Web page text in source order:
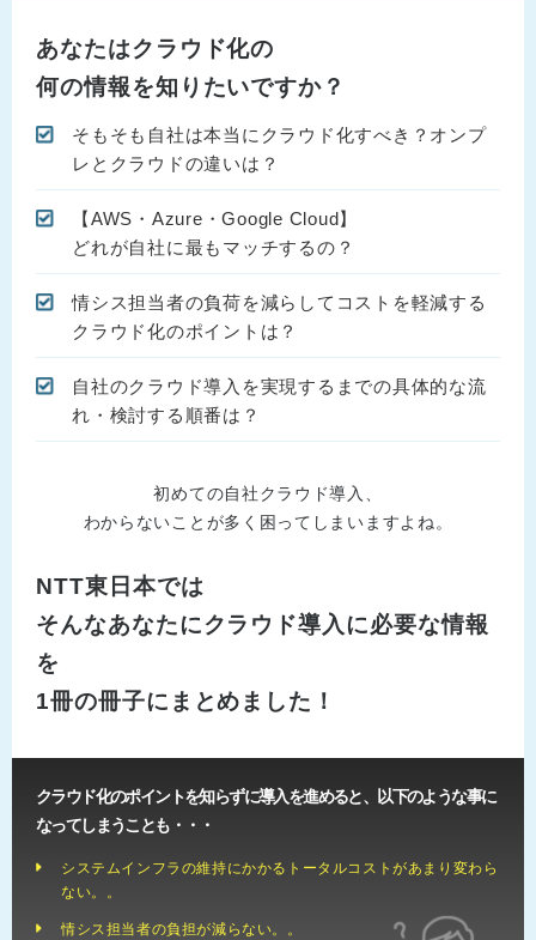
あなたはクラウド化の
何の情報を知りたいですか？
そもそも自社は本当にクラウド化すべき？オンプ
レとクラウドの違いは？
【AWS・Azure・Google Cloud】
どれが自社に最もマッチするの？
情シス担当者の負荷を減らしてコストを軽減する
クラウド化のポイントは？
自社のクラウド導入を実現するまでの具体的な流
れ・検討する順番は？
初めての自社クラウド導入、
わからないことが多く困ってしまいますよね。
NTT東日本では
そんなあなたにクラウド導入に必要な情報
を
1冊の冊子にまとめました！
クラウド化のポイントを知らずに導入を進めると、以下のような事に
なってしまうことも・・・
システムインフラの維持にかかるトータルコストがあまり変わら
ない。。
情シス担当者の負担が減らない。。